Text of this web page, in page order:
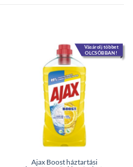
Vásárolj többet
OLCSÓBBAN!
Ajax Boost háztartási